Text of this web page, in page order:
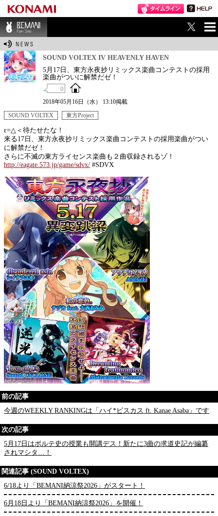
BEMANI Fan Sit
SOUND VOLTEX IV HEAVENLY HAVEN
5月17日、東方永夜抄リミックス楽曲コンテストの採用
楽曲がついに解禁だゼ！
0
2018年05月16日（水） 13:10掲載
SOUND VOLTEX
東方Project
ε=△＜待たせたな！
来る17日、東方永夜抄リミックス楽曲コンテストの採用楽曲がつい
に解禁だゼ！
さらに不滅の東方ライセンス楽曲も２曲収録されるゾ！
http://eagate.573.jp/game/sdvx/ #SDVX
前の記事
今週のWEEKLY RANKINGは「ハイ*ビスカス ft. Kanae Asaba」です
次の記事
5月17日はボルテ史の授業も開講デス！新たに3曲の求道史記が編纂
されマシタ…！
関連記事 (SOUND VOLTEX)
6/18より「BEMANI納涼祭2026」がスタート！
6月18日より「BEMANI納涼祭2026」を開催！